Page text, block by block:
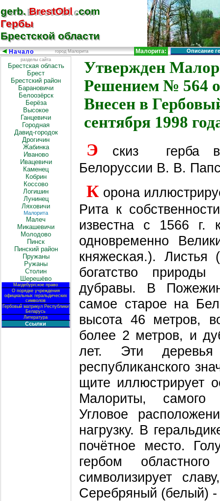
gerb.BrestObl.com
Гербы
Брестской области
gerb.BrestObl.com
Гербы
Брестской области
Начало город Малорита Малорита: Описание
разделы сайта
Брестская область
Брест
Брестский район
Барановичи
Белоозёрск
Берёза
Высокое
Ганцевичи
Городная
Давид-городок
Дрогичин
Жабинка
Иваново
Ивацевичи
Каменец
Кобрин
Коссово
Логишин
Лунинец
Ляховичи
Малорита
Малеч
Микашевичи
Молодово
Пинск
Пинский район
Пружаны
Ружаны
Столин
Шерешёво
Магдебургское право
О порядке учреждения
официальных геральдических
символов
Гербовый матрикул Республики
Беларусь
Литература
Ссылки
Утвержден
Решением № 564
Внесен в
сентября 1998
Э
скиз герба
Белоруссии В. В.
К орона
Рита к
известна с 1566 г.
одновременно
княжеская.). Листья
богатство природы
дубравы. В
самое старое на
высота 46 метров,
более 2 метров, и
лет. Эти деревья
республиканского
щите иллюстрирует
Малориты, самого
Угловое
нагрузку. В
почётное место.
гербом
символизирует
Серебряный (белый) -